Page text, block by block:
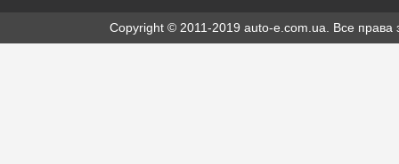
Copyright © 2011-2019 auto-e.com.ua. Все